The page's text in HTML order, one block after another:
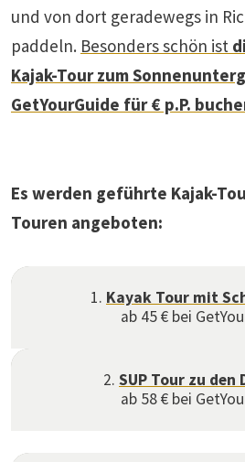
und von dort geradewegs in
paddeln. Besonders schön ist
Kajak-Tour zum
GetYourGuide für € p.P.
Es werden geführte Kajak-
Touren angeboten:
1. Kayak Tour mit
ab 45 € bei
2. SUP Tour zu den
ab 58 € bei